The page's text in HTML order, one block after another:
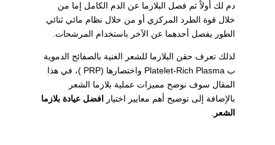
دم لك أولاً ثم فصل البلازما عن الدم الكامل إما من
خلال قوة الطرد المركزي أو من خلال نظام مائي ثنائي
الطور يفصل أحدهما عن الآخر باستخدام المرشحات.
لذلك تعرف حقن البلازما للشعر الغنية بالصفائح الدموية
ب Platelet-Rich Plasma واختصارها (PRP )، في هذا
المقال سوف نوضح مميزات عملية بلازما الشعر
بالإضافة إلى توضيح أهم معايير اختيار
افضل عيادة بلازما
الشعر